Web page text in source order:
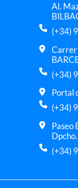
Al.
(+34)
Carrer
(+34)
Portal
(+34)
Paseo
(+34)